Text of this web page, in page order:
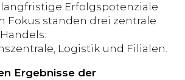
Erfolgspotenziale
Fokus standen drei zentrale
Logistik und Filialen.
Ergebnisse der